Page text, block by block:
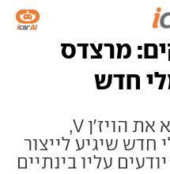
מרצדס
חדש
מרצדס תציג בחודש הבא את הויז'ן V,
שיגיע לייצור